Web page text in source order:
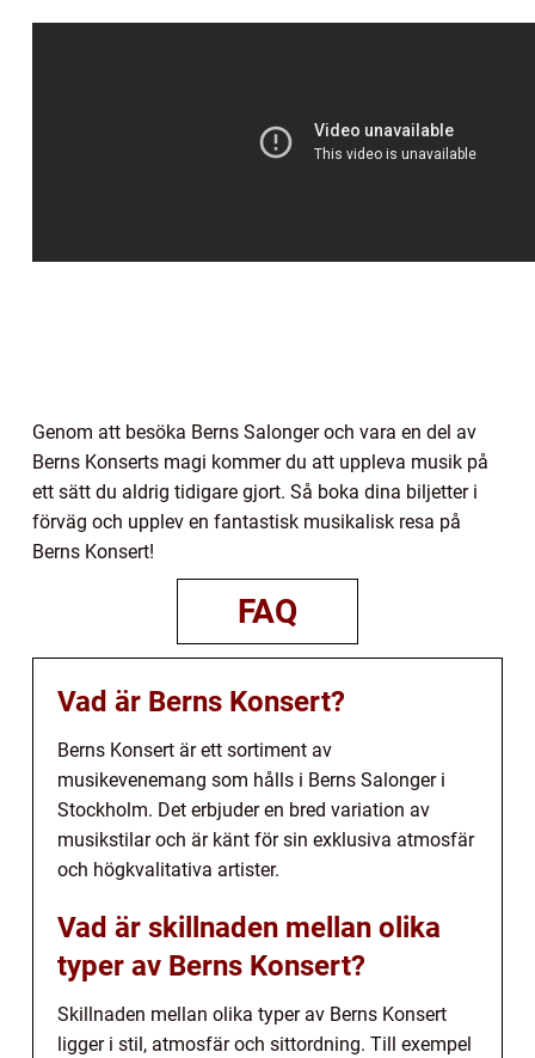
Genom att besöka Berns Salonger och vara en del av
Berns Konserts magi kommer du att uppleva musik på
ett sätt du aldrig tidigare gjort. Så boka dina biljetter i
förväg och upplev en fantastisk musikalisk resa på
Berns Konsert!
FAQ
Vad är Berns Konsert?
Berns Konsert är ett sortiment av
musikevenemang som hålls i Berns Salonger i
Stockholm. Det erbjuder en bred variation av
musikstilar och är känt för sin exklusiva atmosfär
och högkvalitativa artister.
Vad är skillnaden mellan olika
typer av Berns Konsert?
Skillnaden mellan olika typer av Berns Konsert
ligger i stil, atmosfär och sittordning. Till exempel